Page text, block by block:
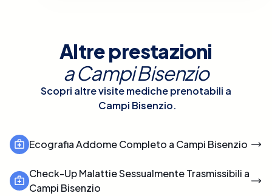
Altre prestazioni
aCampi Bisenzio
Scopri altre visite mediche prenotabili a
Campi Bisenzio.
Ecografia Addome Completo a Campi Bisenzio
Check-Up Malattie Sessualmente Trasmissibili a
Campi Bisenzio